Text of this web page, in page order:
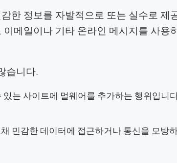
한 정보를 자발적으로 또는 실수로 제
메일이나 기타 온라인 메시지를 사용
습니다.
는 사이트에 멀웨어를 추가하는 행위입니
민감한 데이터에 접근하거나 통신을 모방